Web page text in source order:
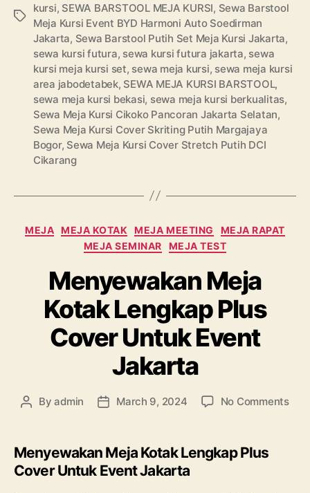
Tags
kursi, SEWA BARSTOOL MEJA KURSI, Sewa Barstool
Meja Kursi Event BYD Harmoni Auto Soedirman
Jakarta, Sewa Barstool Putih Set Meja Kursi Jakarta,
sewa kursi futura, sewa kursi futura jakarta, sewa
kursi meja kursi set, sewa meja kursi, sewa meja kursi
area jabodetabek, SEWA MEJA KURSI BARSTOOL,
sewa meja kursi bekasi, sewa meja kursi berkualitas,
Sewa Meja Kursi Cikoko Pancoran Jakarta Selatan,
Sewa Meja Kursi Cover Skriting Putih Margajaya
Bogor, Sewa Meja Kursi Cover Stretch Putih DCI
Cikarang
Categories
MEJA MEJA KOTAK MEJA MEETING
MEJA RAPAT
MEJA SEMINAR
MEJA TEST
Menyewakan Meja
Kotak Lengkap Plus
Cover Untuk Event
Jakarta
PostByadmin
PostMarch 9, 2024 No Commentson
Menyewakan Meja Kotak Lengkap Plus
Cover Untuk Event Jakarta